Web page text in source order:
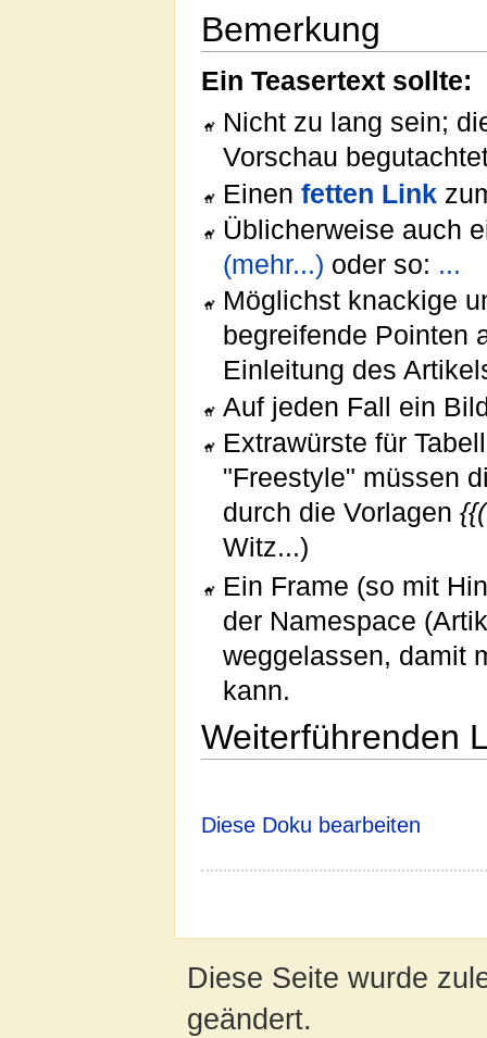
Bemerkung
Ein Teasertext sollte:
Nicht zu lang sein;
Vorschau
Einenfetten Link
Üblicherweise auch
(mehr...) oder so: ...
Möglichst knackige
begreifende Pointen
Einleitung des
Auf jeden Fall ein
Extrawürste für
"Freestyle" müssen
durch die Vorlagen
Witz...)
Ein Frame (so mit
der Namespace
weggelassen, damit
kann.
Weiterführenden
Diese Doku bearbeiten
Diese Seite wurde
geändert.